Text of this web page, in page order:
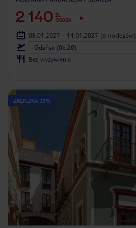
2 140 ZŁ
OSOBA
08.01.2027 - 14.01.2027 (6 noclegów)
Gdańsk (06:20)
Bez wyżywienia
ZALICZKA 25%